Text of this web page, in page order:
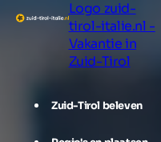
Logo zuid-
tirol-italie.nl -
Vakantie in
Zuid-Tirol
Zuid-Tirol beleven